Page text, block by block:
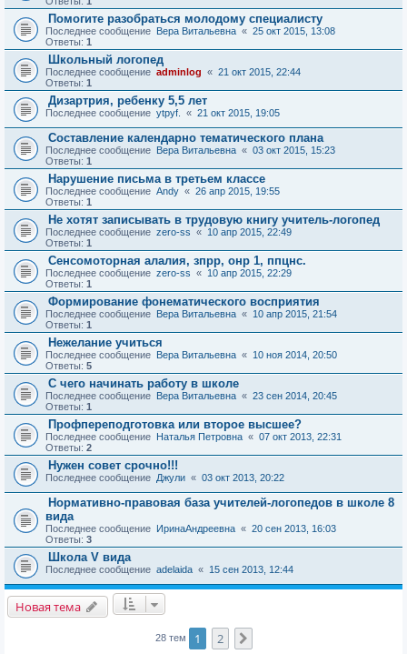
Помогите разобраться молодому специалисту
Последнее сообщение Вера Витальевна « 25 окт 2015, 13:08
Ответы: 1
Школьный логопед
Последнее сообщение adminlog « 21 окт 2015, 22:44
Ответы: 1
Дизартрия, ребенку 5,5 лет
Последнее сообщение ytpyf. « 21 окт 2015, 19:05
Составление календарно тематического плана
Последнее сообщение Вера Витальевна « 03 окт 2015, 15:23
Ответы: 1
Нарушение письма в третьем классе
Последнее сообщение Andy « 26 апр 2015, 19:55
Ответы: 1
Не хотят записывать в трудовую книгу учитель-логопед
Последнее сообщение zero-ss « 10 апр 2015, 22:49
Ответы: 1
Сенсомоторная алалия, зпрр, онр 1, ппцнс.
Последнее сообщение zero-ss « 10 апр 2015, 22:29
Ответы: 1
Формирование фонематического восприятия
Последнее сообщение Вера Витальевна « 10 апр 2015, 21:54
Ответы: 1
Нежелание учиться
Последнее сообщение Вера Витальевна « 10 ноя 2014, 20:50
Ответы: 5
С чего начинать работу в школе
Последнее сообщение Вера Витальевна « 23 сен 2014, 20:45
Ответы: 1
Профпереподготовка или второе высшее?
Последнее сообщение Наталья Петровна « 07 окт 2013, 22:31
Ответы: 2
Нужен совет срочно!!!
Последнее сообщение Джули « 03 окт 2013, 20:22
Нормативно-правовая база учителей-логопедов в школе 8
вида
Последнее сообщение ИринаАндреевна « 20 сен 2013, 16:03
Ответы: 3
Школа V вида
Последнее сообщение adelaida « 15 сен 2013, 12:44
Новая тема
28 тем 1 2